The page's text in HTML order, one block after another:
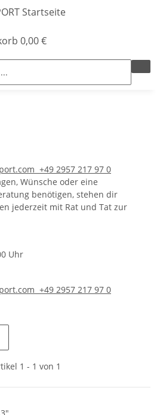
0,00 €
+49 2957 217 97 0
Wünsche oder eine
benötigen, stehen dir
jederzeit mit Rat und Tat zur
Uhr
+49 2957 217 97 0
1 - 1 von 1